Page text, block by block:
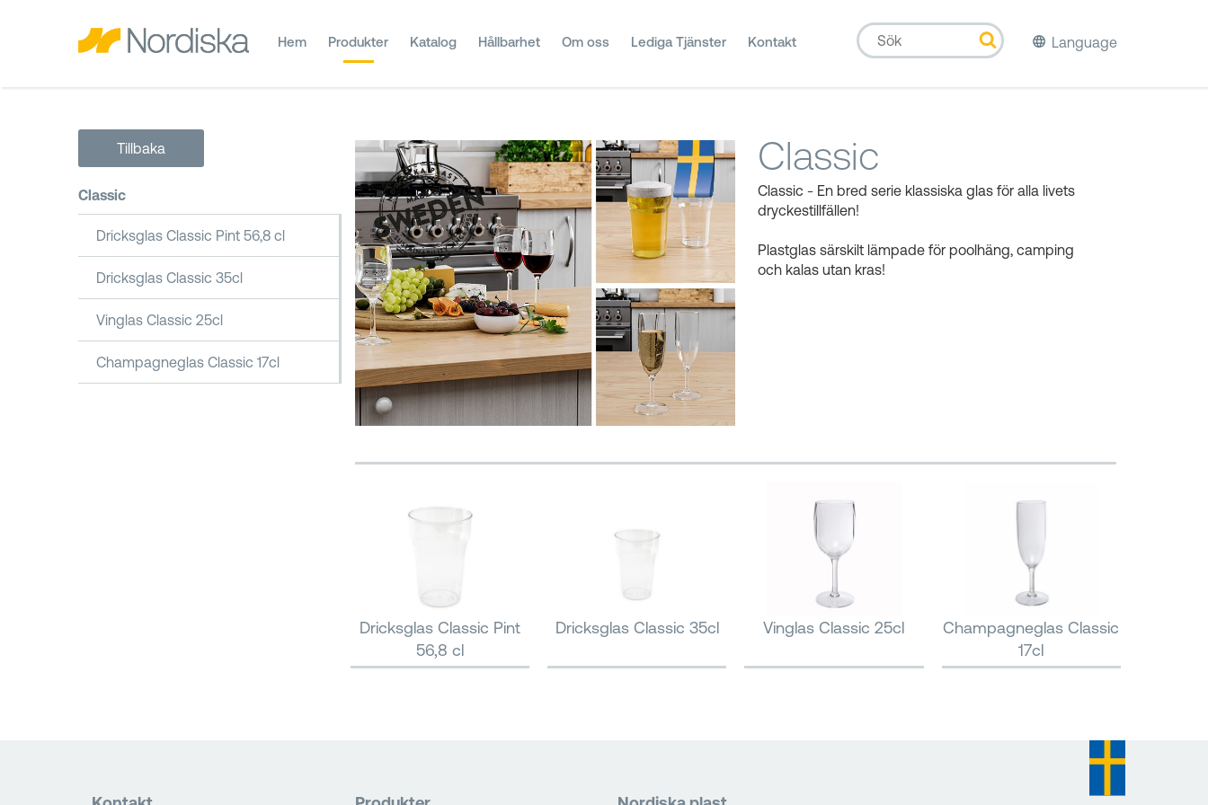
Hem Produkter Katalog Hållbarhet Om oss Lediga Tjänster Kontakt Language
Tillbaka
Classic
Dricksglas Classic Pint 56,8 cl
Dricksglas Classic 35cl
Vinglas Classic 25cl
Champagneglas Classic 17cl
Classic
Classic - En bred serie klassiska glas för alla livets
dryckestillfällen!
Plastglas särskilt lämpade för poolhäng, camping
och kalas utan kras!
Dricksglas Classic Pint
56,8 cl
Dricksglas Classic 35cl Vinglas Classic 25cl
Champagneglas Classic
17cl